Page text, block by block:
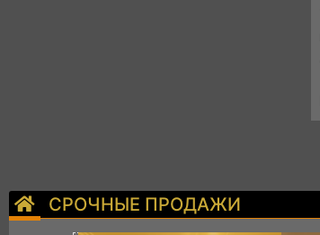
СРОЧНЫЕ ПРОДАЖИ